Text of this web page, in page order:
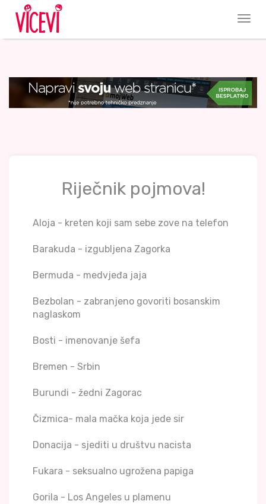
Riječnik pojmova!
Aloja - kreten koji sam sebe zove na telefon
Barakuda - izgubljena Zagorka
Bermuda - medvjeđa jaja
Bezbolan - zabranjeno govoriti bosanskim
naglaskom
Bosti - imenovanje šefa
Bremen - Srbin
Burundi - žedni Zagorac
Čizmica- mala mačka koja jede sir
Donacija - sjediti u društvu nacista
Fukara - seksualno ugrožena papiga
Gorila - Los Angeles u plamenu